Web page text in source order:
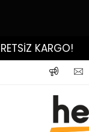
KARGO!